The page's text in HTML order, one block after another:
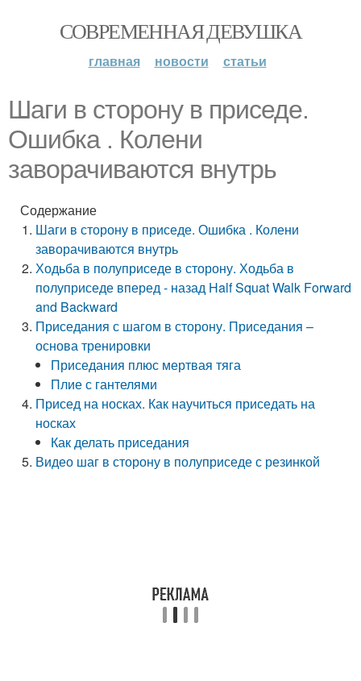
СОВРЕМЕННАЯ ДЕВУШКА
главная новости статьи
Шаги в сторону в приседе.
Ошибка . Колени
заворачиваются внутрь
Содержание
Шаги в сторону в приседе. Ошибка . Колени
заворачиваются внутрь
Ходьба в полуприседе в сторону. Ходьба в
полуприседе вперед - назад Half Squat Walk Forward
and Backward
Приседания с шагом в сторону. Приседания –
основа тренировки
Приседания плюс мертвая тяга
Плие с гантелями
Присед на носках. Как научиться приседать на
носках
Как делать приседания
Видео шаг в сторону в полуприседе с резинкой